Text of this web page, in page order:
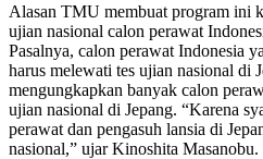
Alasan TMU membuat program ini
ujian nasional calon perawat
Pasalnya, calon perawat Indonesia
harus melewati tes ujian nasional di
mengungkapkan banyak calon
ujian nasional di Jepang. “Karena
perawat dan pengasuh lansia di
nasional,” ujar Kinoshita Masanobu.